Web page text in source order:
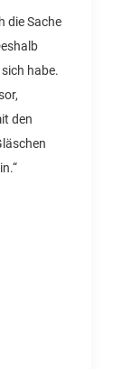
die Sache
habe.
den